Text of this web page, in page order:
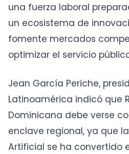
una fuerza laboral
un ecosistema de
fomente mercados
optimizar el servicio
Jean García Periche,
Latinoamérica indicó que
Dominicana debe verse
enclave regional, ya que
Artificial se ha convertido